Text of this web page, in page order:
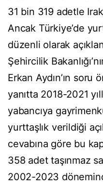
31 bin 319 adetle
Ancak Türkiye’de
düzenli olarak
Şehircilik
Erkan Aydın’ın soru
yanıtta 2018-2021
yabancıya
yurttaşlık verildiği
cevabına göre bu
358 adet taşınmaz
2002-2023